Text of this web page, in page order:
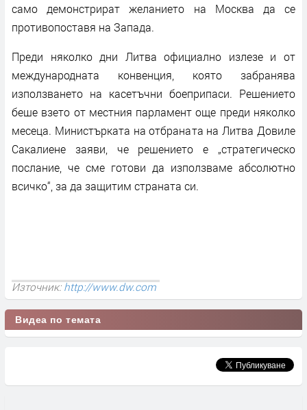
само демонстрират желанието на Москва да се
противопоставя на Запада.
Преди няколко дни Литва официално излезе и от
международната конвенция, която забранява
използването на касетъчни боеприпаси. Решението
беше взето от местния парламент още преди няколко
месеца. Министърката на отбраната на Литва Довиле
Сакалиене заяви, че решението е „стратегическо
послание, че сме готови да използваме абсолютно
всичко“, за да защитим страната си.
Източник: http://www.dw.com
Видеа по темата